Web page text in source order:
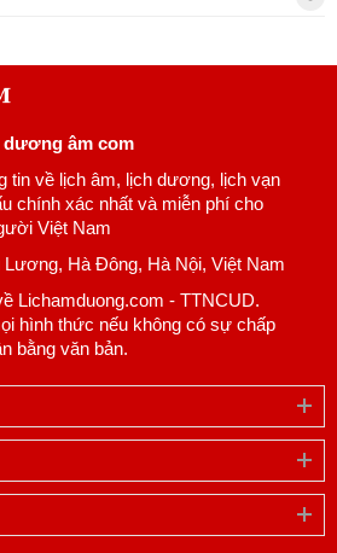
dương âm com
tin về lịch âm, lịch dương, lịch vạn
chính xác nhất và miễn phí cho
Việt Nam
Hà Đông, Hà Nội, Việt Nam
Lichamduong.com - TTNCUD.
hình thức nếu không có sự chấp
bằng văn bản.